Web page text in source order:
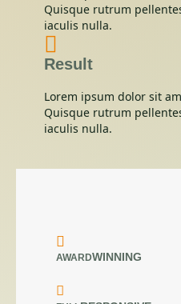
Quisque rutrum
iaculis nulla.
Result
Lorem ipsum dolor sit
Quisque rutrum
iaculis nulla.
AWARDWINNING